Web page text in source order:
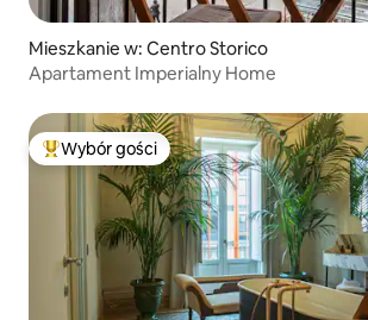
Mieszkanie w: Centro Storico
Apartament Imperialny Home
Najpopularniejsze z kategorii Wybór gości
Wybór gości